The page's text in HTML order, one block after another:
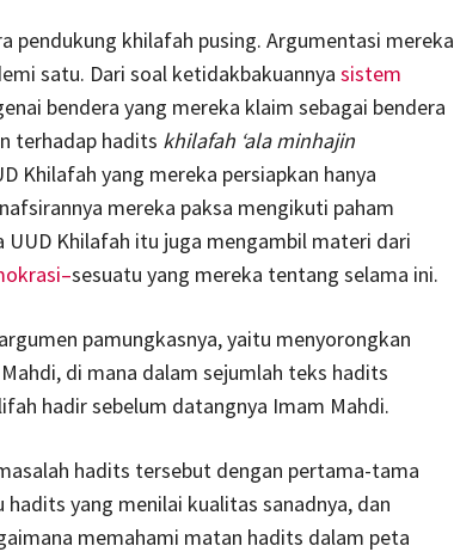
pendukung khilafah pusing. Argumentasi mereka
satu. Dari soal ketidakbakuannya sistem
bendera yang mereka klaim sebagai bendera
terhadap hadits khilafah ‘ala minhajin
Khilafah yang mereka persiapkan hanya
mereka paksa mengikuti paham
Khilafah itu juga mengambil materi dari
sesuatu yang mereka tentang selama ini.
pamungkasnya, yaitu menyorongkan
di mana dalam sejumlah teks hadits
hadir sebelum datangnya Imam Mahdi.
hadits tersebut dengan pertama-tama
yang menilai kualitas sanadnya, dan
memahami matan hadits dalam peta